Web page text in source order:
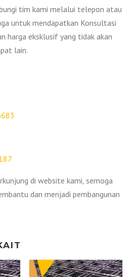
tim kami melalui telepon atau
untuk mendapatkan Konsultasi
harga eksklusif yang tidak akan
lain.
di website kami, semoga
dan menjadi pembangunan